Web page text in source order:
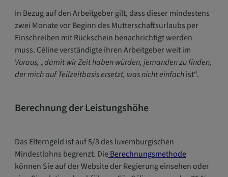
In Bezug auf den Arbeitgeber gilt, dass dieser mindestens
zwei Monate vor Beginn des Mutterschaftsurlaubs per
Einschreiben mit Rückschein benachrichtigt werden
muss. Céline verständigte ihren Arbeitgeber weit im
Voraus, „damit wir Zeit haben würden, jemanden zu finden,
der mich auf Teilzeitbasis ersetzt, was nicht einfachist“.
Berechnung der Leistungshöhe
Das Elterngeld ist auf 5/3 des luxemburgischen
Mindestlohns begrenzt. DieBerechnungsmethode
können Sie auf der Website der Regierung einsehen oder